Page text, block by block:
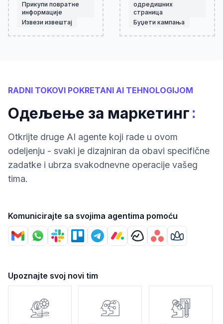
Прикупи повратне
информације
Извези извештај
одредишних
страница
Буџети кампања
RADNI TOKOVI POKRETANI AI TEHNOLOGIJOM
Одељење за маркетинг:
Otkrijte druge AI agente koji rade u ovom
odeljenju - svaki je dizajniran da obavi specifične
zadatke i ubrza svakodnevne operacije vašeg
tima.
Komunicirajte sa svojima agentima pomoću
Upoznajte svoj novi tim